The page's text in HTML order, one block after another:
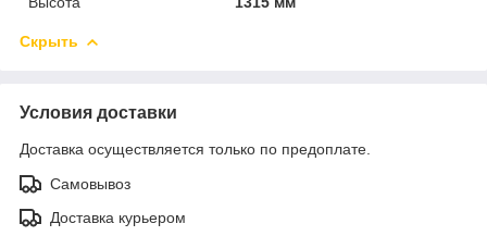
Скрыть
Условия доставки
Доставка осуществляется только по предоплате.
Самовывоз
Доставка курьером